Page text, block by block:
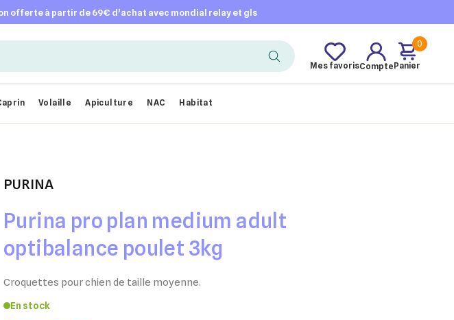
offerte à partir de 69€ d’achat avec mondial relay et gls
Mes favorisCompte
0
Panier
Volaille Apiculture NAC Habitat
PURINA
Purina pro plan medium adult
optibalance poulet 3kg
Croquettes pour chien de taille moyenne.
En stock